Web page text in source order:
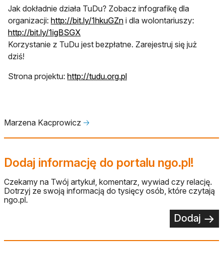
Jak dokładnie działa TuDu? Zobacz infografikę dla
organizacji: http://bit.ly/1hkuGZn i dla wolontariuszy:
http://bit.ly/1igBSGX
Korzystanie z TuDu jest bezpłatne. Zarejestruj się już
dziś!
Strona projektu: http://tudu.org.pl
Marzena Kacprowicz 🡢
Dodaj informację do portalu ngo.pl!
Czekamy na Twój artykuł, komentarz, wywiad czy relację.
Dotrzyj ze swoją informacją do tysięcy osób, które czytają
ngo.pl.
Dodaj